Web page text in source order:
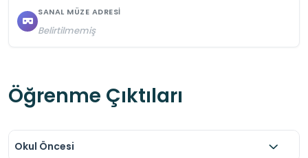
SANAL MÜZE ADRESI
Belirtilmemiş
Öğrenme Çıktıları
Okul Öncesi